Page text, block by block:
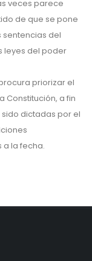
veces parece
de que se pone
sentencias del
leyes del poder
priorizar el
Constitución, a fin
dictadas por el
a la fecha.